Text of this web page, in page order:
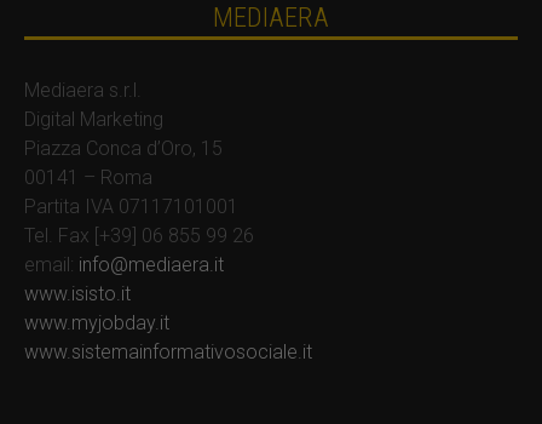
MEDIAERA
Mediaera s.r.l.
Digital Marketing
Piazza Conca d’Oro, 15
00141 – Roma
Partita IVA 07117101001
Tel. Fax [+39] 06 855 99 26
email: info@mediaera.it
www.isisto.it
www.myjobday.it
www.sistemainformativosociale.it